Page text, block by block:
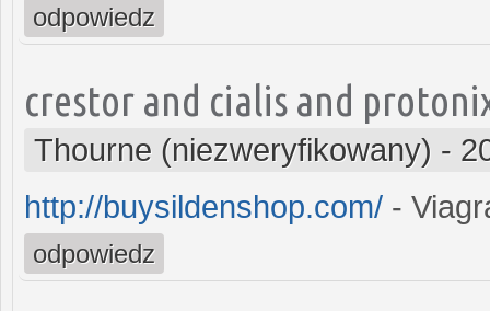
odpowiedz
crestor and cialis and
Thourne (niezweryfikowany) -
http://buysildenshop.com/ -
odpowiedz